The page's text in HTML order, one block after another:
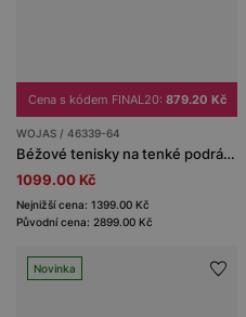
Cena s kódem FINAL20: 879.20 Kč
WOJAS / 46339-64
Béžové tenisky na tenké podrážce
1099.00 Kč
Nejnižší cena: 1399.00 Kč
Původní cena: 2899.00 Kč
Novinka